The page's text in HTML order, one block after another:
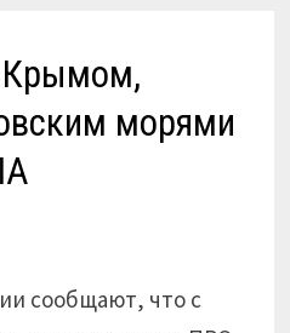
Крымом,
морями
сообщают, что с